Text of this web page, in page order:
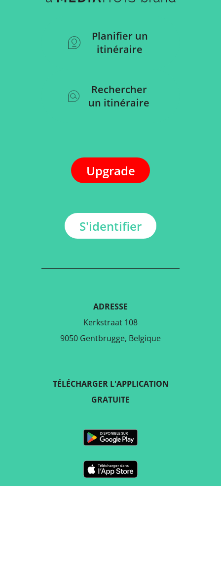
Planifier un
itinéraire
Rechercher
un itinéraire
Upgrade
S'identifier
ADRESSE
Kerkstraat 108
9050 Gentbrugge, Belgique
TÉLÉCHARGER L'APPLICATION
GRATUITE